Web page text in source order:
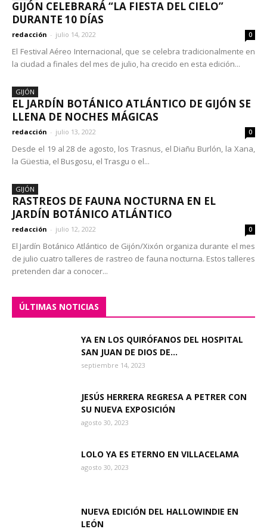
GIJÓN CELEBRARÁ “LA FIESTA DEL CIELO”
DURANTE 10 DÍAS
redacción - julio 14, 2022 0
El Festival Aéreo Internacional, que se celebra tradicionalmente en
la ciudad a finales del mes de julio, ha crecido en esta edición...
GIJÓN
EL JARDÍN BOTÁNICO ATLÁNTICO DE GIJÓN SE
LLENA DE NOCHES MÁGICAS
redacción - julio 13, 2022 0
Desde el 19 al 28 de agosto, los Trasnus, el Diañu Burlón, la Xana,
la Güestia, el Busgosu, el Trasgu o el...
GIJÓN
RASTREOS DE FAUNA NOCTURNA EN EL
JARDÍN BOTÁNICO ATLÁNTICO
redacción - julio 12, 2022 0
El Jardín Botánico Atlántico de Gijón/Xixón organiza durante el mes
de julio cuatro talleres de rastreo de fauna nocturna. Estos talleres
pretenden dar a conocer...
ÚLTIMAS NOTICIAS
YA EN LOS QUIRÓFANOS DEL HOSPITAL
SAN JUAN DE DIOS DE...
septiembre 14, 2023
JESÚS HERRERA REGRESA A PETRER CON
SU NUEVA EXPOSICIÓN
agosto 30, 2023
LOLO YA ES ETERNO EN VILLACELAMA
agosto 30, 2023
NUEVA EDICIÓN DEL HALLOWINDIE EN
LEÓN